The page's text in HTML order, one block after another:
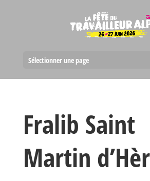
Sélectionner une page
Fralib Saint
Martin